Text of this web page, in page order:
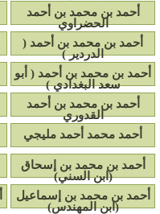
أحمد بن محمد بن أحمد
الحضراوي
أحمد بن محمد بن أحمد (
الدردير )
أحمد بن محمد بن أحمد ( أبو
سعد البغدادي )
أحمد بن محمد بن أحمد
القدوري
أحمد محمد أحمد مليجي
أحمد بن محمد بن إسحاق
(ابن السني)
أحمد بن محمد بن إسماعيل
(ابن المهندس)